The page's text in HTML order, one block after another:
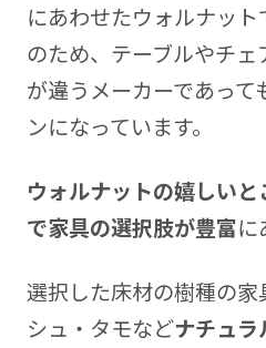
にあわせたウォルナッ
のため、テーブルやチ
が違うメーカーであっ
ンになっています。
ウォルナットの嬉しい
で家具の選択肢が豊富に
選択した床材の樹種の
シュ・タモなどナチュ